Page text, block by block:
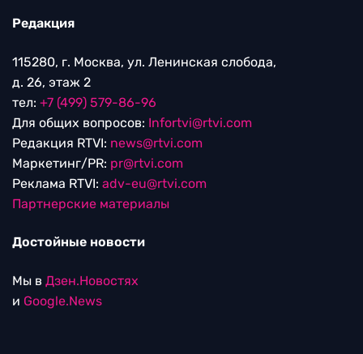
Редакция
115280, г. Москва, ул. Ленинская слобода,
д. 26, этаж 2
тел: +7 (499) 579-86-96
Для общих вопросов: Infortvi@rtvi.com
Редакция RTVI: news@rtvi.com
Маркетинг/PR: pr@rtvi.com
Реклама RTVI: adv-eu@rtvi.com
Партнерские материалы
Достойные новости
Мы в Дзен.Новостях
и Google.News